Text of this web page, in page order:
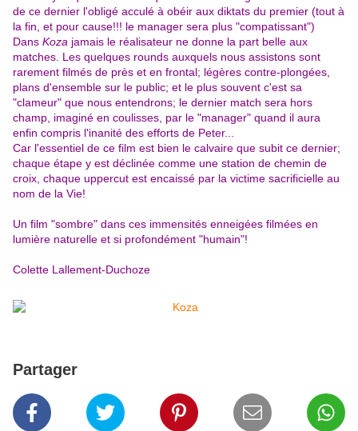
de ce dernier l'obligé acculé à obéir aux diktats du premier (tout à
la fin, et pour cause!!! le manager sera plus "compatissant")
Dans Koza jamais le réalisateur ne donne la part belle aux
matches. Les quelques rounds auxquels nous assistons sont
rarement filmés de près et en frontal; légères contre-plongées,
plans d'ensemble sur le public; et le plus souvent c'est sa
"clameur" que nous entendrons; le dernier match sera hors
champ, imaginé en coulisses, par le "manager" quand il aura
enfin compris l'inanité des efforts de Peter...
Car l'essentiel de ce film est bien le calvaire que subit ce dernier;
chaque étape y est déclinée comme une station de chemin de
croix, chaque uppercut est encaissé par la victime sacrificielle au
nom de la Vie!
Un film "sombre" dans ces immensités enneigées filmées en
lumière naturelle et si profondément "humain"!
Colette Lallement-Duchoze
Partager